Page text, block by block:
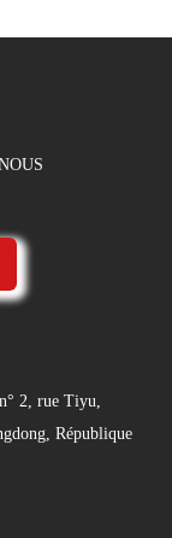
2, rue Tiyu,
République